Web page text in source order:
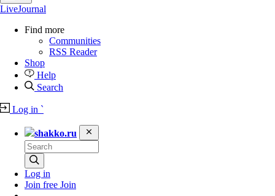
LiveJournal
Find more
Communities
RSS Reader
Shop
Help
Search
Log in `
shakko.ru
Log in
Join free Join